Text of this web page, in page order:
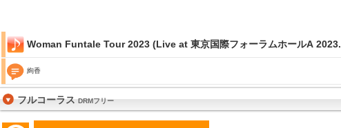
Woman Funtale Tour 2023 (Live at 東京国際フォーラムホールA
絢香
フルコーラスDRMフリー